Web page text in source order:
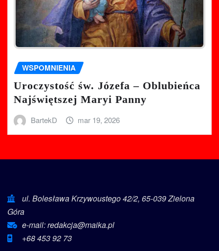
WSPOMNIENIA
Uroczystość św. Józefa – Oblubieńca
Najświętszej Maryi Panny
BartekD mar 19, 2026
ul. Bolesława Krzywoustego 42/2, 65-039 Zielona
Góra
e-mail: redakcja@maika.pl
+68 453 92 73